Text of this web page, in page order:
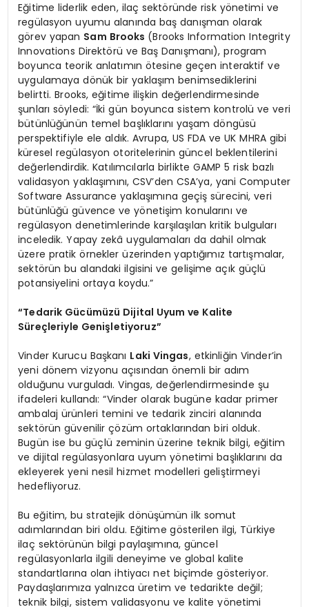
Eğitime liderlik eden, ilaç sektöründe risk yönetimi ve
regülasyon uyumu alanında baş danışman olarak
görev yapan Sam Brooks (Brooks Information Integrity
Innovations Direktörü ve Baş Danışmanı), program
boyunca teorik anlatımın ötesine geçen interaktif ve
uygulamaya dönük bir yaklaşım benimsediklerini
belirtti. Brooks, eğitime ilişkin değerlendirmesinde
şunları söyledi: “İki gün boyunca sistem kontrolü ve veri
bütünlüğünün temel başlıklarını yaşam döngüsü
perspektifiyle ele aldık. Avrupa, US FDA ve UK MHRA gibi
küresel regülasyon otoritelerinin güncel beklentilerini
değerlendirdik. Katılımcılarla birlikte GAMP 5 risk bazlı
validasyon yaklaşımını, CSV’den CSA’ya, yani Computer
Software Assurance yaklaşımına geçiş sürecini, veri
bütünlüğü güvence ve yönetişim konularını ve
regülasyon denetimlerinde karşılaşılan kritik bulguları
inceledik. Yapay zekâ uygulamaları da dahil olmak
üzere pratik örnekler üzerinden yaptığımız tartışmalar,
sektörün bu alandaki ilgisini ve gelişime açık güçlü
potansiyelini ortaya koydu.”
“Tedarik Gücümüzü Dijital Uyum ve Kalite
Süreçleriyle Genişletiyoruz”
Vinder Kurucu Başkanı Laki Vingas, etkinliğin Vinder’in
yeni dönem vizyonu açısından önemli bir adım
olduğunu vurguladı. Vingas, değerlendirmesinde şu
ifadeleri kullandı: “Vinder olarak bugüne kadar primer
ambalaj ürünleri temini ve tedarik zinciri alanında
sektörün güvenilir çözüm ortaklarından biri olduk.
Bugün ise bu güçlü zeminin üzerine teknik bilgi, eğitim
ve dijital regülasyonlara uyum yönetimi başlıklarını da
ekleyerek yeni nesil hizmet modelleri geliştirmeyi
hedefliyoruz.
Bu eğitim, bu stratejik dönüşümün ilk somut
adımlarından biri oldu. Eğitime gösterilen ilgi, Türkiye
ilaç sektörünün bilgi paylaşımına, güncel
regülasyonlarla ilgili deneyime ve global kalite
standartlarına olan ihtiyacı net biçimde gösteriyor.
Paydaşlarımıza yalnızca üretim ve tedarikte değil;
teknik bilgi, sistem validasyonu ve kalite yönetimi